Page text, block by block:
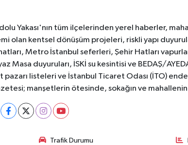
Yakası'nın tüm ilçelerinden yerel haberler,
olan kentsel dönüşüm projeleri, riskli yapı
Metro İstanbul seferleri, Şehir Hatları
Masa duyuruları, İSKİ su kesintisi ve BEDAŞ/
listeleri ve İstanbul Ticaret Odası (İTO)
manşetlerin ötesinde, sokağın ve mahallenin
Trafik Durumu